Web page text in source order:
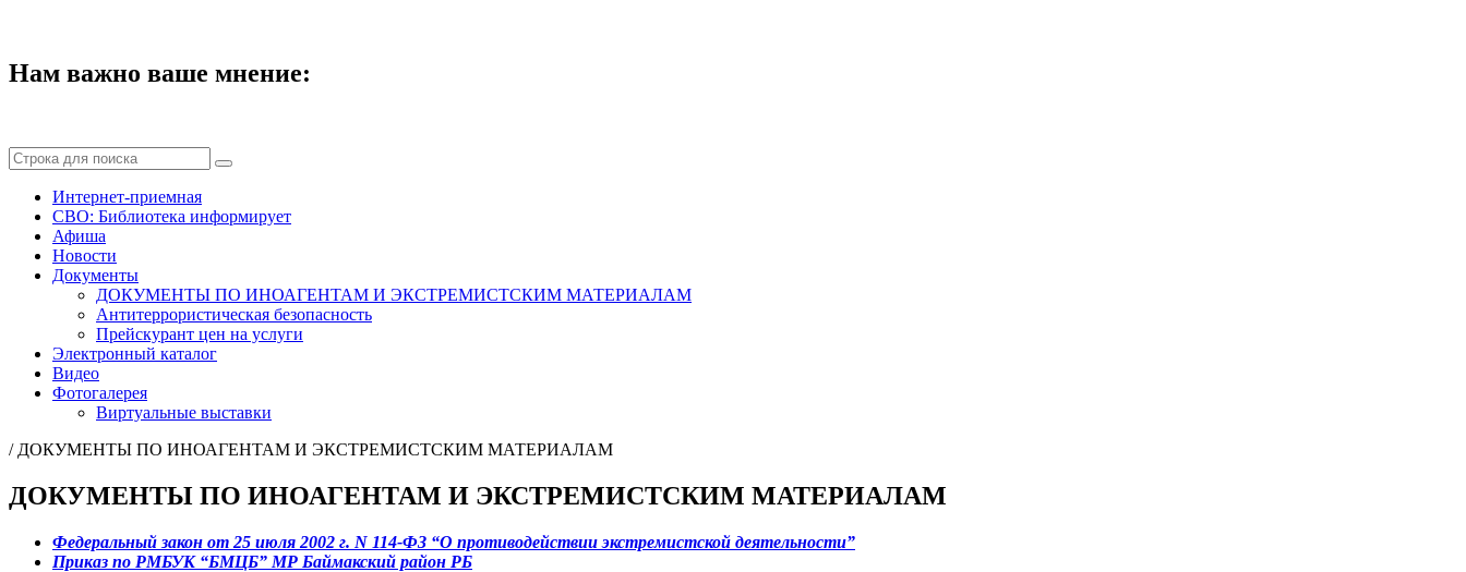
Нам важно ваше мнение:
Интернет-приемная
СВО: Библиотека информирует
Афиша
Новости
Документы
ДОКУМЕНТЫ ПО ИНОАГЕНТАМ И ЭКСТРЕМИСТСКИМ МАТЕРИАЛАМ
Антитеррористическая безопасность
Прейскурант цен на услуги
Электронный каталог
Видео
Фотогалерея
Виртуальные выставки
/ ДОКУМЕНТЫ ПО ИНОАГЕНТАМ И ЭКСТРЕМИСТСКИМ МАТЕРИАЛАМ
ДОКУМЕНТЫ ПО ИНОАГЕНТАМ И ЭКСТРЕМИСТСКИМ МАТЕРИАЛАМ
Федеральный закон от 25 июля 2002 г. N 114-ФЗ “О противодействии экстремистской деятельности”
Приказ по РМБУК “БМЦБ” МР Баймакский район РБ